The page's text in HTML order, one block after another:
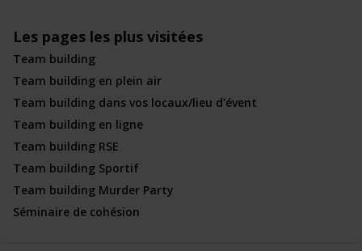
Les pages les plus visitées
Team building
Team building en plein air
Team building dans vos locaux/lieu d’évent
Team building en ligne
Team building RSE
Team building Sportif
Team building Murder Party
Séminaire de cohésion